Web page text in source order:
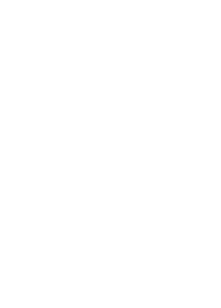
Sonnenstand